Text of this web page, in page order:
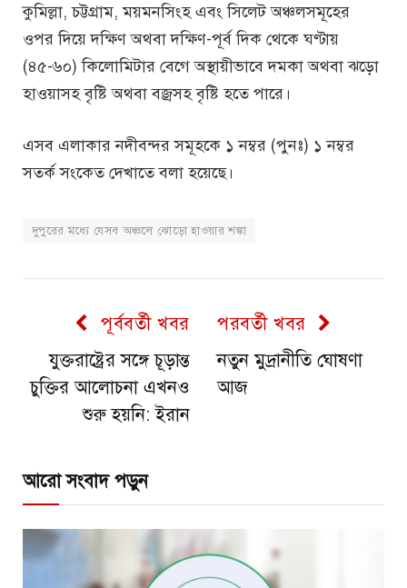
কুমিল্লা, চট্টগ্রাম, ময়মনসিংহ এবং সিলেট অঞ্চলসমূহের
ওপর দিয়ে দক্ষিণ অথবা দক্ষিণ-পূর্ব দিক থেকে ঘণ্টায়
(৪৫-৬০) কিলোমিটার বেগে অস্থায়ীভাবে দমকা অথবা ঝড়ো
হাওয়াসহ বৃষ্টি অথবা বজ্রসহ বৃষ্টি হতে পারে।
এসব এলাকার নদীবন্দর সমূহকে ১ নম্বর (পুনঃ) ১ নম্বর
সতর্ক সংকেত দেখাতে বলা হয়েছে।
দুপুরের মধ্যে যেসব অঞ্চলে ঝোড়ো হাওয়ার শঙ্কা
পূর্ববর্তী খবর
যুক্তরাষ্ট্রের সঙ্গে চূড়ান্ত
চুক্তির আলোচনা এখনও
শুরু হয়নি: ইরান
পরবর্তী খবর
নতুন মুদ্রানীতি ঘোষণা
আজ
আরো সংবাদ পড়ুন